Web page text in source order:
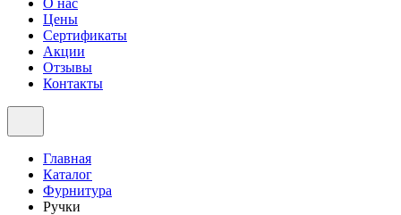
О нас
Цены
Сертификаты
Акции
Отзывы
Контакты
Главная
Каталог
Фурнитура
Ручки